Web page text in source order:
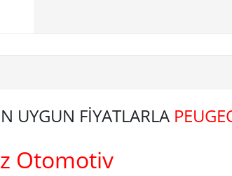
UYGUN FİYATLARLA
Otomotiv